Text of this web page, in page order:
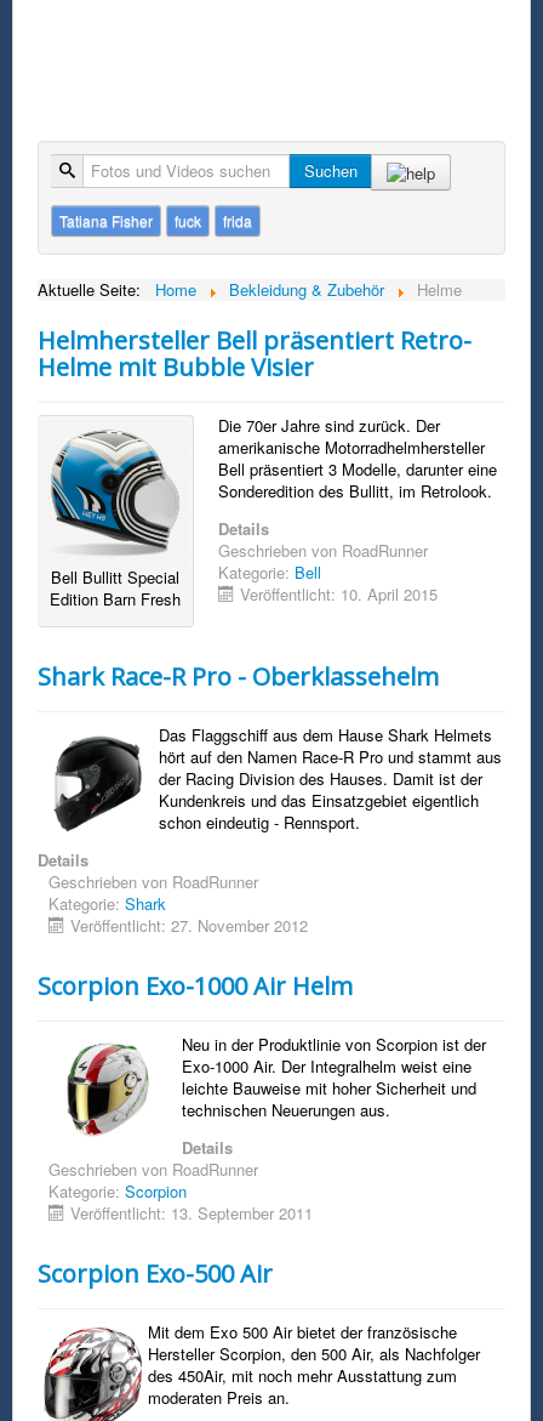
Suche Suchen
Tatiana Fisher fuck frida
Aktuelle Seite: Home Bekleidung & Zubehör Helme
Helmhersteller Bell präsentiert Retro-
Helme mit Bubble Visier
Bell Bullitt Special
Edition Barn Fresh
Die 70er Jahre sind zurück. Der
amerikanische Motorradhelmhersteller
Bell präsentiert 3 Modelle, darunter eine
Sonderedition des Bullitt, im Retrolook.
Details
Geschrieben von RoadRunner
Kategorie: Bell
Veröffentlicht: 10. April 2015
Shark Race-R Pro - Oberklassehelm
Das Flaggschiff aus dem Hause Shark Helmets
hört auf den Namen Race-R Pro und stammt aus
der Racing Division des Hauses. Damit ist der
Kundenkreis und das Einsatzgebiet eigentlich
schon eindeutig - Rennsport.
Details
Geschrieben von RoadRunner
Kategorie: Shark
Veröffentlicht: 27. November 2012
Scorpion Exo-1000 Air Helm
Neu in der Produktlinie von Scorpion ist der
Exo-1000 Air. Der Integralhelm weist eine
leichte Bauweise mit hoher Sicherheit und
technischen Neuerungen aus.
Details
Geschrieben von RoadRunner
Kategorie: Scorpion
Veröffentlicht: 13. September 2011
Scorpion Exo-500 Air
Mit dem Exo 500 Air bietet der französische
Hersteller Scorpion, den 500 Air, als Nachfolger
des 450Air, mit noch mehr Ausstattung zum
moderaten Preis an.